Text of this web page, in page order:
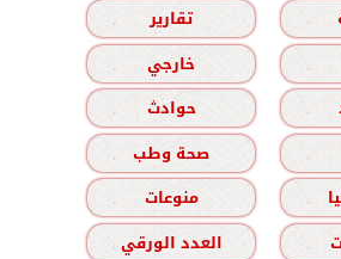
تقارير
خارجي
حوادث
صحة وطب
منوعات
العدد الورقي